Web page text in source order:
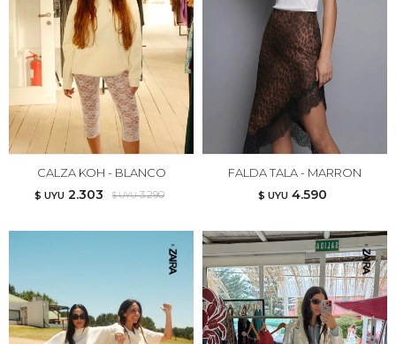
CALZA KOH - BLANCO
$ UYU 2.303 $ UYU 3.290
FALDA TALA - MARRON
$ UYU 4.590